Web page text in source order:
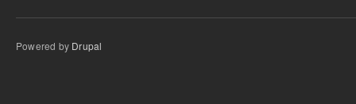
Powered by Drupal